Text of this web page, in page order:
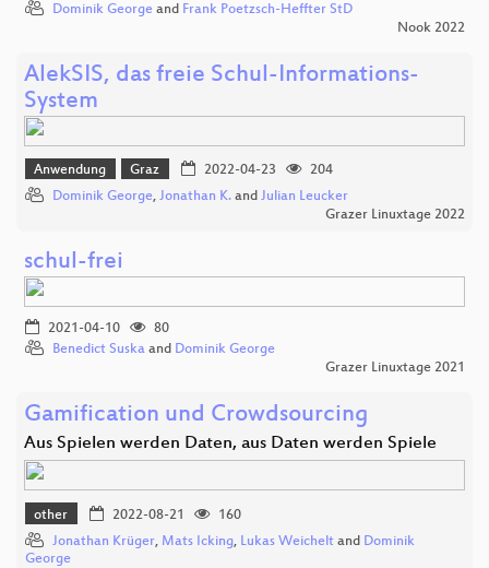
Dominik George and Frank Poetzsch-Heffter StD
Nook 2022
AlekSIS, das freie Schul-Informations-
System
Anwendung Graz 2022-04-23
204
Dominik George, Jonathan K. and Julian Leucker
Grazer Linuxtage 2022
schul-frei
2021-04-10
80
Benedict Suska and Dominik George
Grazer Linuxtage 2021
Gamification und Crowdsourcing
Aus Spielen werden Daten, aus Daten werden Spiele
other 2022-08-21
160
Jonathan Krüger, Mats Icking, Lukas Weichelt and Dominik
George